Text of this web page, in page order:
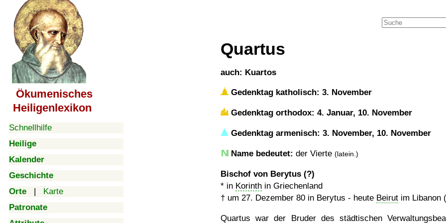
Ökumenisches
Heiligenlexikon
Schnellhilfe
Heilige
Kalender
Geschichte
Orte | Karte
Patronate
Quartus
auch: Kuartos
Gedenktag katholisch: 3. November
Gedenktag orthodox: 4. Januar, 10. November
Gedenktag armenisch: 3. November, 10. November
Name bedeutet: der Vierte (latein.)
Bischof von Berytus (?)
* in Korinth in Griechenland
† um 27. Dezember 80 in Berytus - heute Beirut im Libanon
Quartus war der Bruder des städtischen